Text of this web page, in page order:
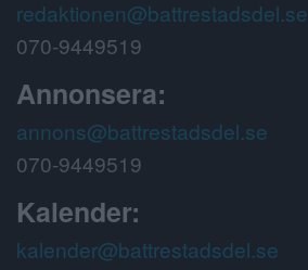
redaktionen@battrestadsdel.se
070-9449519
Annonsera:
annons@battrestadsdel.se
070-9449519
Kalender:
kalender@battrestadsdel.se